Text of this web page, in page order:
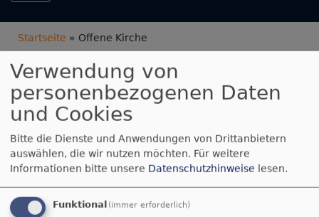
Breadcrumb
Startseite Offene Kirche
Offene Kirche
Kirchen wieder täglich geöffnet.
Eine offene Kirche bedeutet Gastfreundschaft,
Ruhe,
Zeit fürein Gebet, die Möglichkeit, die Kirche zu
Verwendung von
personenbezogenen Daten
und Cookies
Bitte die Dienste und Anwendungen von Drittanbietern
auswählen, die wir nutzen möchten. Für weitere
Informationen bitte unsere Datenschutzhinweise lesen.
Funktional (immer erforderlich)